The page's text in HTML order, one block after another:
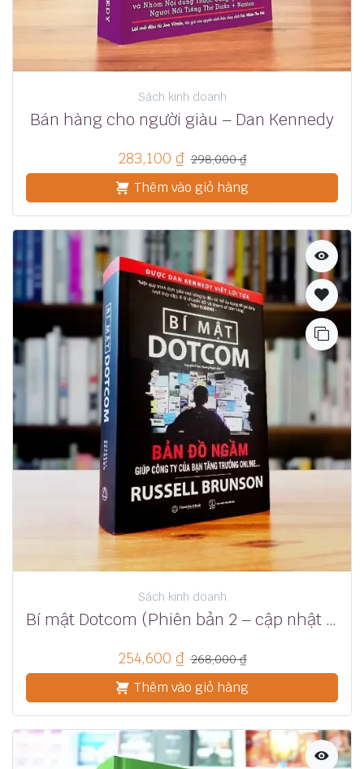
Sách kinh doanh
Bán hàng cho người giàu – Dan Kennedy
283,100 ₫ 298,000₫
Thêm vào giỏ hàng
Sách kinh doanh
Bí mật Dotcom (Phiên bản 2 – cập nhật mới nhất) – Russell Brunson
254,600 ₫ 268,000₫
Thêm vào giỏ hàng